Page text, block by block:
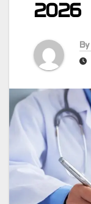
2026
By